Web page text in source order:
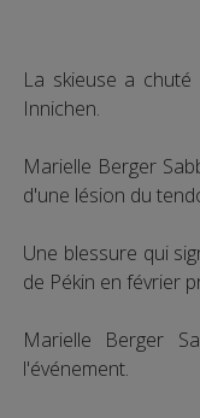
La skieuse a
Innichen.
Marielle Berger
d'une lésion du
Une blessure qui
de Pékin en février
Marielle Berger
l'événement.